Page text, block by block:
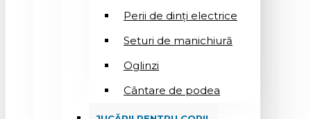
Perii de dinți electrice
Seturi de manichiură
Oglinzi
Cântare de podea